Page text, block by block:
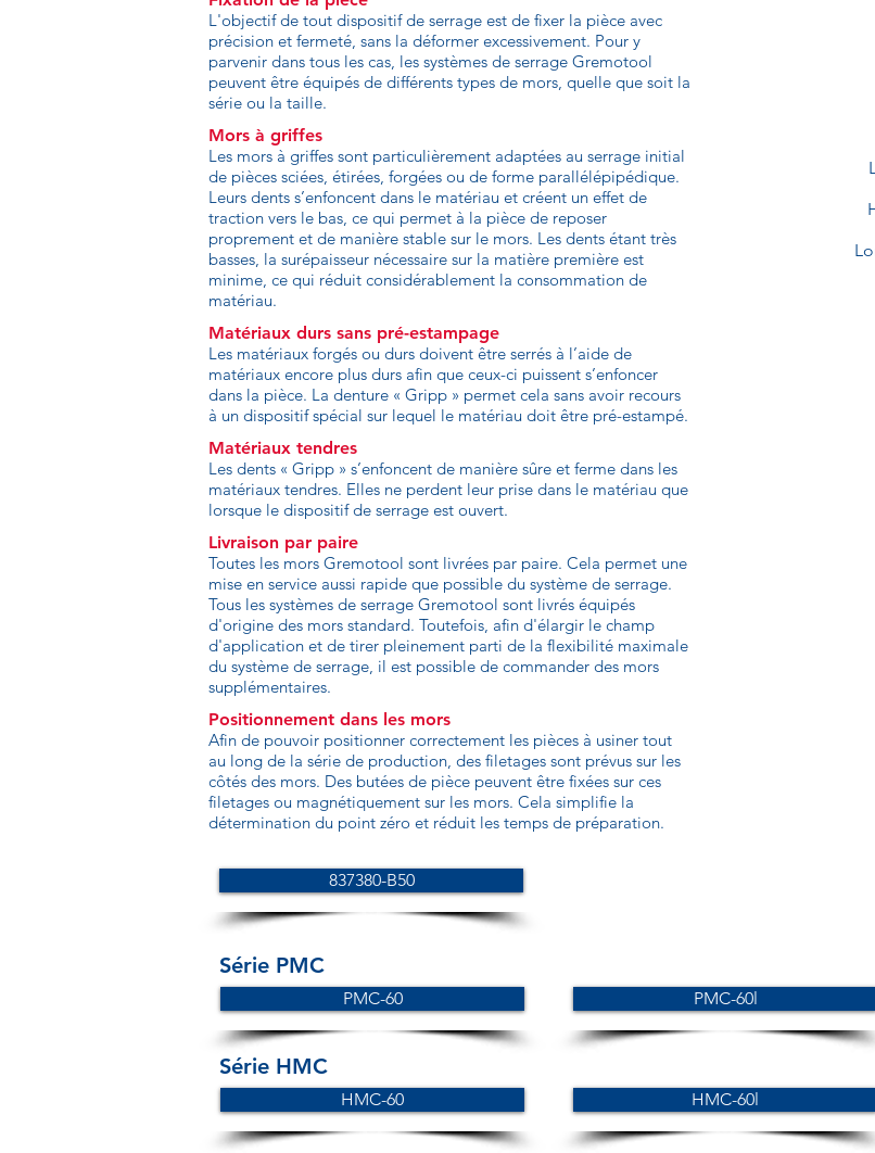
L'objectif de tout dispositif de serrage est de fixer la pièce avec
précision et fermeté, sans la déformer excessivement. Pour y
parvenir dans tous les cas, les systèmes de serrage Gremotool
peuvent être équipés de différents types de mors, quelle que soit la
série ou la taille.
Mors à griffes
Les mors à griffes sont particulièrement adaptées au serrage initial
de pièces sciées, étirées, forgées ou de forme parallélépipédique.
Leurs dents s’enfoncent dans le matériau et créent un effet de
traction vers le bas, ce qui permet à la pièce de reposer
proprement et de manière stable sur le mors. Les dents étant très
basses, la surépaisseur nécessaire sur la matière première est
minime, ce qui réduit considérablement la consommation de
matériau.
Matériaux durs sans pré-estampage
Les matériaux forgés ou durs doivent être serrés à l’aide de
matériaux encore plus durs afin que ceux-ci puissent s’enfoncer
dans la pièce. La denture « Gripp » permet cela sans avoir recours
à un dispositif spécial sur lequel le matériau doit être pré-estampé.
Matériaux tendres
Les dents « Gripp » s’enfoncent de manière sûre et ferme dans les
matériaux tendres. Elles ne perdent leur prise dans le matériau que
lorsque le dispositif de serrage est ouvert.
Livraison par paire
Toutes les mors Gremotool sont livrées par paire. Cela permet une
mise en service aussi rapide que possible du système de serrage.
Tous les systèmes de serrage Gremotool sont livrés équipés
d'origine des mors standard. Toutefois, afin d'élargir le champ
d'application et de tirer pleinement parti de la flexibilité maximale
du système de serrage, il est possible de commander des mors
supplémentaires.
Positionnement dans les mors
Afin de pouvoir positionner correctement les pièces à usiner tout
au long de la série de production, des filetages sont prévus sur les
côtés des mors. Des butées de pièce peuvent être fixées sur ces
filetages ou magnétiquement sur les mors. Cela simplifie la
détermination du point zéro et réduit les temps de préparation.
837380-B50
Série PMC
PMC-60 PMC-60l
Série HMC
HMC-60 HMC-60l